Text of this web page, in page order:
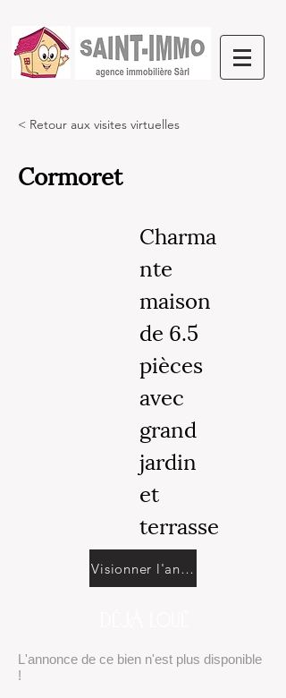
< Retour aux visites virtuelles
Cormoret
Charma
nte
maison
de 6.5
pièces
avec
grand
jardin
et
terrasse
Visionner l'annonce
L'annonce de ce bien n'est plus disponible
!